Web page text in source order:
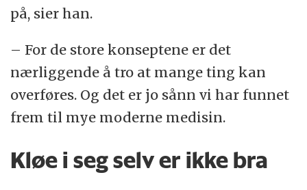
på, sier han.
– For de store konseptene er det
nærliggende å tro at mange ting kan
overføres. Og det er jo sånn vi har funnet
frem til mye moderne medisin.
Kløe i seg selv er ikke bra